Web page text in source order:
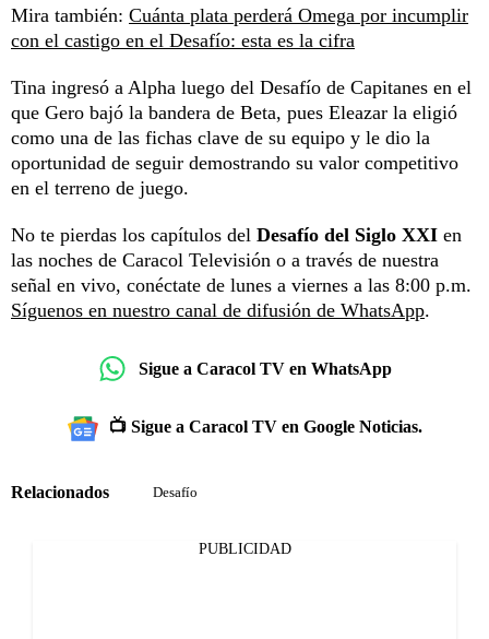
Mira también: Cuánta plata perderá Omega por incumplir
con el castigo en el Desafío: esta es la cifra
Tina ingresó a Alpha luego del Desafío de Capitanes en el
que Gero bajó la bandera de Beta, pues Eleazar la eligió
como una de las fichas clave de su equipo y le dio la
oportunidad de seguir demostrando su valor competitivo
en el terreno de juego.
No te pierdas los capítulos del Desafío del Siglo XXI en
las noches de Caracol Televisión o a través de nuestra
señal en vivo, conéctate de lunes a viernes a las 8:00 p.m.
Síguenos en nuestro canal de difusión de WhatsApp.
Sigue a Caracol TV en WhatsApp
📺 Sigue a Caracol TV en Google Noticias.
Relacionados Desafío
PUBLICIDAD